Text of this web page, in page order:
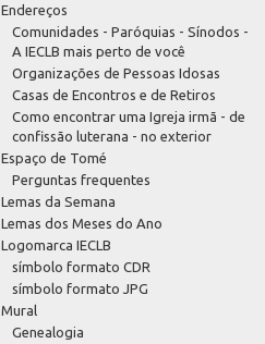
Endereços
Comunidades - Paróquias - Sínodos -
A IECLB mais perto de você
Organizações de Pessoas Idosas
Casas de Encontros e de Retiros
Como encontrar uma Igreja irmã - de
confissão luterana - no exterior
Espaço de Tomé
Perguntas frequentes
Lemas da Semana
Lemas dos Meses do Ano
Logomarca IECLB
símbolo formato CDR
símbolo formato JPG
Mural
Genealogia